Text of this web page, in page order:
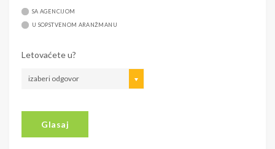
SA AGENCIJOM
U SOPSTVENOM ARANŽMANU
Letovaćete u?
izaberi odgovor
Glasaj